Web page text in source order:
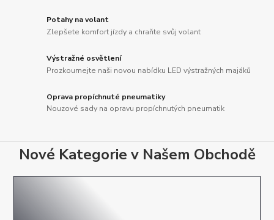
Potahy na volant
Zlepšete komfort jízdy a chraňte svůj volant
Výstražné osvětlení
Prozkoumejte naši novou nabídku LED výstražných majáků
Oprava propíchnuté pneumatiky
Nouzové sady na opravu propíchnutých pneumatik
Nové Kategorie v Našem Obchodě